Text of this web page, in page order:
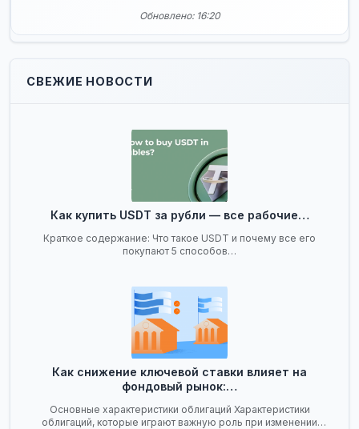
Обновлено: 16:20
СВЕЖИЕ НОВОСТИ
Как купить USDT за рубли — все рабочие…
Краткое содержание: Что такое USDT и почему все его
покупают 5 способов…
Как снижение ключевой ставки влияет на
фондовый рынок:…
Основные характеристики облигаций Характеристики
облигаций, которые играют важную роль при изменении